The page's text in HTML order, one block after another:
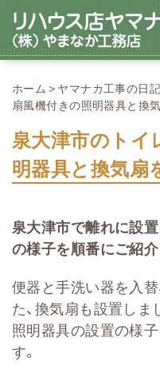
ホーム ヤマナカ工事の日記
扇風機付きの照明器具と換
泉大津市のトイ
明器具と換気扇
泉大津市で離れに設
の様子を順番にご紹
便器と手洗い器を入替
た、換気扇も設置しま
照明器具の設置の様
す。